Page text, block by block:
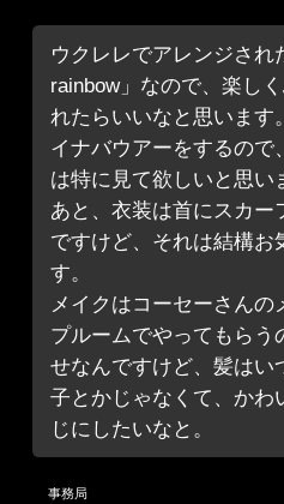
ウクレレでアレンジされ
rainbow」なので、楽し
れたらいいなと思います
イナバウアーをするので
は特に見て欲しいと思い
あと、衣装は首にスカー
ですけど、それは結構お
す。
メイクはコーセーさんの
プルームでやってもらう
せなんですけど、髪はい
子とかじゃなくて、かわ
じにしたいなと。
事務局